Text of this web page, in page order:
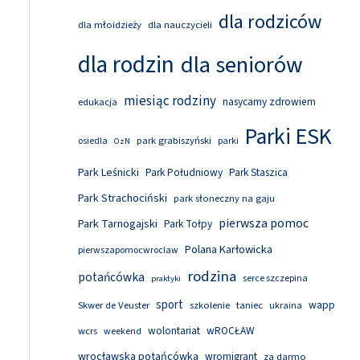
dla młoidzieży dla nauczycieli dla rodziców
dla rodzin dla seniorów
edukacja miesiąc rodziny nasycamy zdrowiem
osiedla OzN park grabiszyński parki Parki ESK
Park Leśnicki Park Południowy Park Staszica
Park Strachociński park słoneczny na gaju
Park Tarnogajski Park Tołpy pierwsza pomoc
pierwszapomocwroclaw Polana Karłowicka
potańcówka praktyki rodzina serce szczepina
Skwer de Veuster sport szkolenie taniec ukraina wapp
wcrs weekend wolontariat wROCŁAW
wrocławska potańcówka wromigrant za darmo